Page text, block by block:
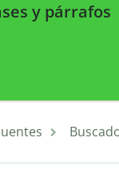
y párrafos